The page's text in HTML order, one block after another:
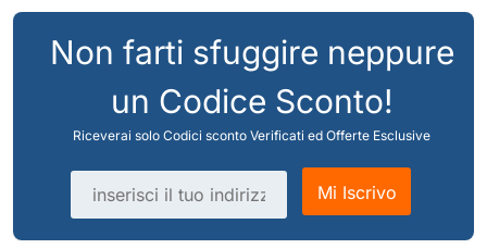
Non farti sfuggire neppure
un Codice Sconto!
Riceverai solo Codici sconto Verificati ed Offerte Esclusive
Indirizzo email
Mi Iscrivo